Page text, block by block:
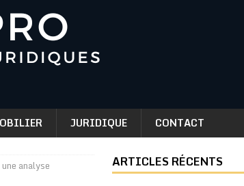
JURIDIQUE CONTACT
analyse
ARTICLES RÉCENTS